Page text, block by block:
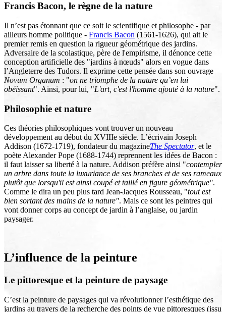
Francis Bacon, le règne de la nature
Il n’est pas étonnant que ce soit le scientifique et philosophe - par
ailleurs homme politique - Francis Bacon (1561-1626), qui ait le
premier remis en question la rigueur géométrique des jardins.
Adversaire de la scolastique, père de l'empirisme, il dénonce cette
conception artificielle des "jardins à nœuds" alors en vogue dans
l’Angleterre des Tudors. Il exprime cette pensée dans son ouvrage
Novum Organum : "on ne triomphe de la nature qu’en lui
obéissant". Ainsi, pour lui, "L'art, c'est l'homme ajouté à la nature".
Philosophie et nature
Ces théories philosophiques vont trouver un nouveau
développement au début du XVIIIe siècle. L’écrivain Joseph
Addison (1672-1719), fondateur du magazineThe Spectator, et le
poète Alexander Pope (1688-1744) reprennent les idées de Bacon :
il faut laisser sa liberté à la nature. Addison préfère ainsi "contempler
un arbre dans toute la luxuriance de ses branches et de ses rameaux
plutôt que lorsqu'il est ainsi coupé et taillé en figure géométrique".
Comme le dira un peu plus tard Jean-Jacques Rousseau, "tout est
bien sortant des mains de la nature". Mais ce sont les peintres qui
vont donner corps au concept de jardin à l’anglaise, ou jardin
paysager.
L’influence de la peinture
Le pittoresque et la peinture de paysage
C’est la peinture de paysages qui va révolutionner l’esthétique des
jardins au travers de la recherche des points de vue pittoresques (issu